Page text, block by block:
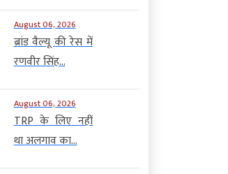
August 06, 2026
ब्रांड वैल्यू की रेस में
रणवीर सिंह...
August 06, 2026
TRP के लिए नहीं
था अलगाव का...